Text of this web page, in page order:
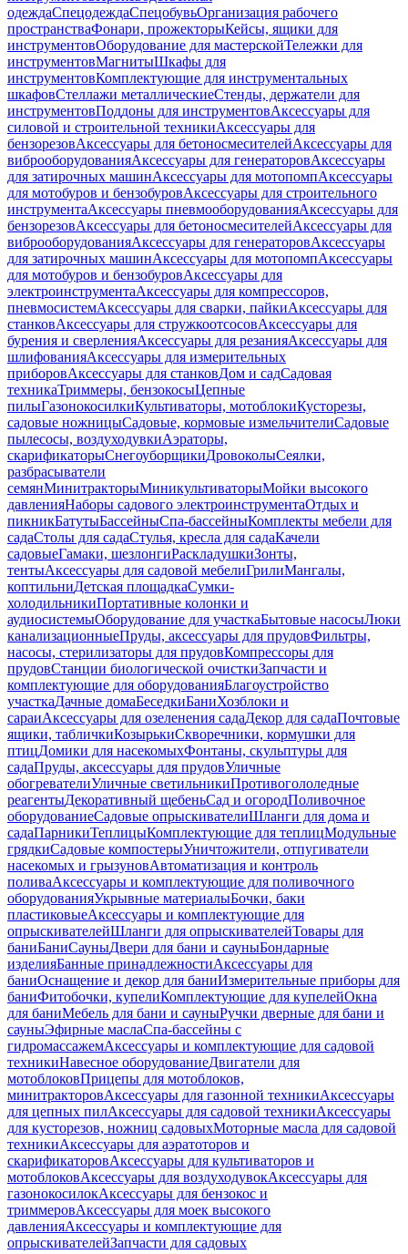
одеждаСпецодеждаСпецобувьОрганизация рабочего
пространстваФонари, прожекторыКейсы, ящики для
инструментовОборудование для мастерскойТележки для
инструментовМагнитыШкафы для
инструментовКомплектующие для инструментальных
шкафовСтеллажи металлическиеСтенды, держатели для
инструментовПоддоны для инструментовАксессуары для
силовой и строительной техникиАксессуары для
бензорезовАксессуары для бетоносмесителейАксессуары для
виброоборудованияАксессуары для генераторовАксессуары
для затирочных машинАксессуары для мотопомпАксессуары
для мотобуров и бензобуровАксессуары для строительного
инструментаАксессуары пневмооборудованияАксессуары для
бензорезовАксессуары для бетоносмесителейАксессуары для
виброоборудованияАксессуары для генераторовАксессуары
для затирочных машинАксессуары для мотопомпАксессуары
для мотобуров и бензобуровАксессуары для
электроинструментаАксессуары для компрессоров,
пневмосистемАксессуары для сварки, пайкиАксессуары для
станковАксессуары для стружкоотсосовАксессуары для
бурения и сверленияАксессуары для резанияАксессуары для
шлифованияАксессуары для измерительных
приборовАксессуары для станковДом и садСадовая
техникаТриммеры, бензокосыЦепные
пилыГазонокосилкиКультиваторы, мотоблокиКусторезы,
садовые ножницыСадовые, кормовые измельчителиСадовые
пылесосы, воздуходувкиАэраторы,
скарификаторыСнегоуборщикиДровоколыСеялки,
разбрасыватели
семянМинитракторыМиникультиваторыМойки высокого
давленияНаборы садового электроинструментаОтдых и
пикникБатутыБассейныСпа-бассейныКомплекты мебели для
садаСтолы для садаСтулья, кресла для садаКачели
садовыеГамаки, шезлонгиРаскладушкиЗонты,
тентыАксессуары для садовой мебелиГрилиМангалы,
коптильниДетская площадкаСумки-
холодильникиПортативные колонки и
аудиосистемыОборудование для участкаБытовые насосыЛюки
канализационныеПруды, аксессуары для прудовФильтры,
насосы, стерилизаторы для прудовКомпрессоры для
прудовСтанции биологической очисткиЗапчасти и
комплектующие для оборудованияБлагоустройство
участкаДачные домаБеседкиБаниХозблоки и
сараиАксессуары для озеленения садаДекор для садаПочтовые
ящики, табличкиКозырькиСкворечники, кормушки для
птицДомики для насекомыхФонтаны, скульптуры для
садаПруды, аксессуары для прудовУличные
обогревателиУличные светильникиПротивогололедные
реагентыДекоративный щебеньСад и огородПоливочное
оборудованиеСадовые опрыскивателиШланги для дома и
садаПарникиТеплицыКомплектующие для теплицМодульные
грядкиСадовые компостерыУничтожители, отпугиватели
насекомых и грызуновАвтоматизация и контроль
поливаАксессуары и комплектующие для поливочного
оборудованияУкрывные материалыБочки, баки
пластиковыеАксессуары и комплектующие для
опрыскивателейШланги для опрыскивателейТовары для
баниБаниСауныДвери для бани и сауныБондарные
изделияБанные принадлежностиАксессуары для
баниОснащение и декор для баниИзмерительные приборы для
баниФитобочки, купелиКомплектующие для купелейОкна
для баниМебель для бани и сауныРучки дверные для бани и
сауныЭфирные маслаСпа-бассейны с
гидромассажемАксессуары и комплектующие для садовой
техникиНавесное оборудованиеДвигатели для
мотоблоковПрицепы для мотоблоков,
минитракторовАксессуары для газонной техникиАксессуары
для цепных пилАксессуары для садовой техникиАксессуары
для кусторезов, ножниц садовыхМоторные масла для садовой
техникиАксессуары для аэратоторов и
скарификаторовАксессуары для культиваторов и
мотоблоковАксессуары для воздуходувокАксессуары для
газонокосилокАксессуары для бензокос и
триммеровАксессуары для моек высокого
давленияАксессуары и комплектующие для
опрыскивателейЗапчасти для садовых